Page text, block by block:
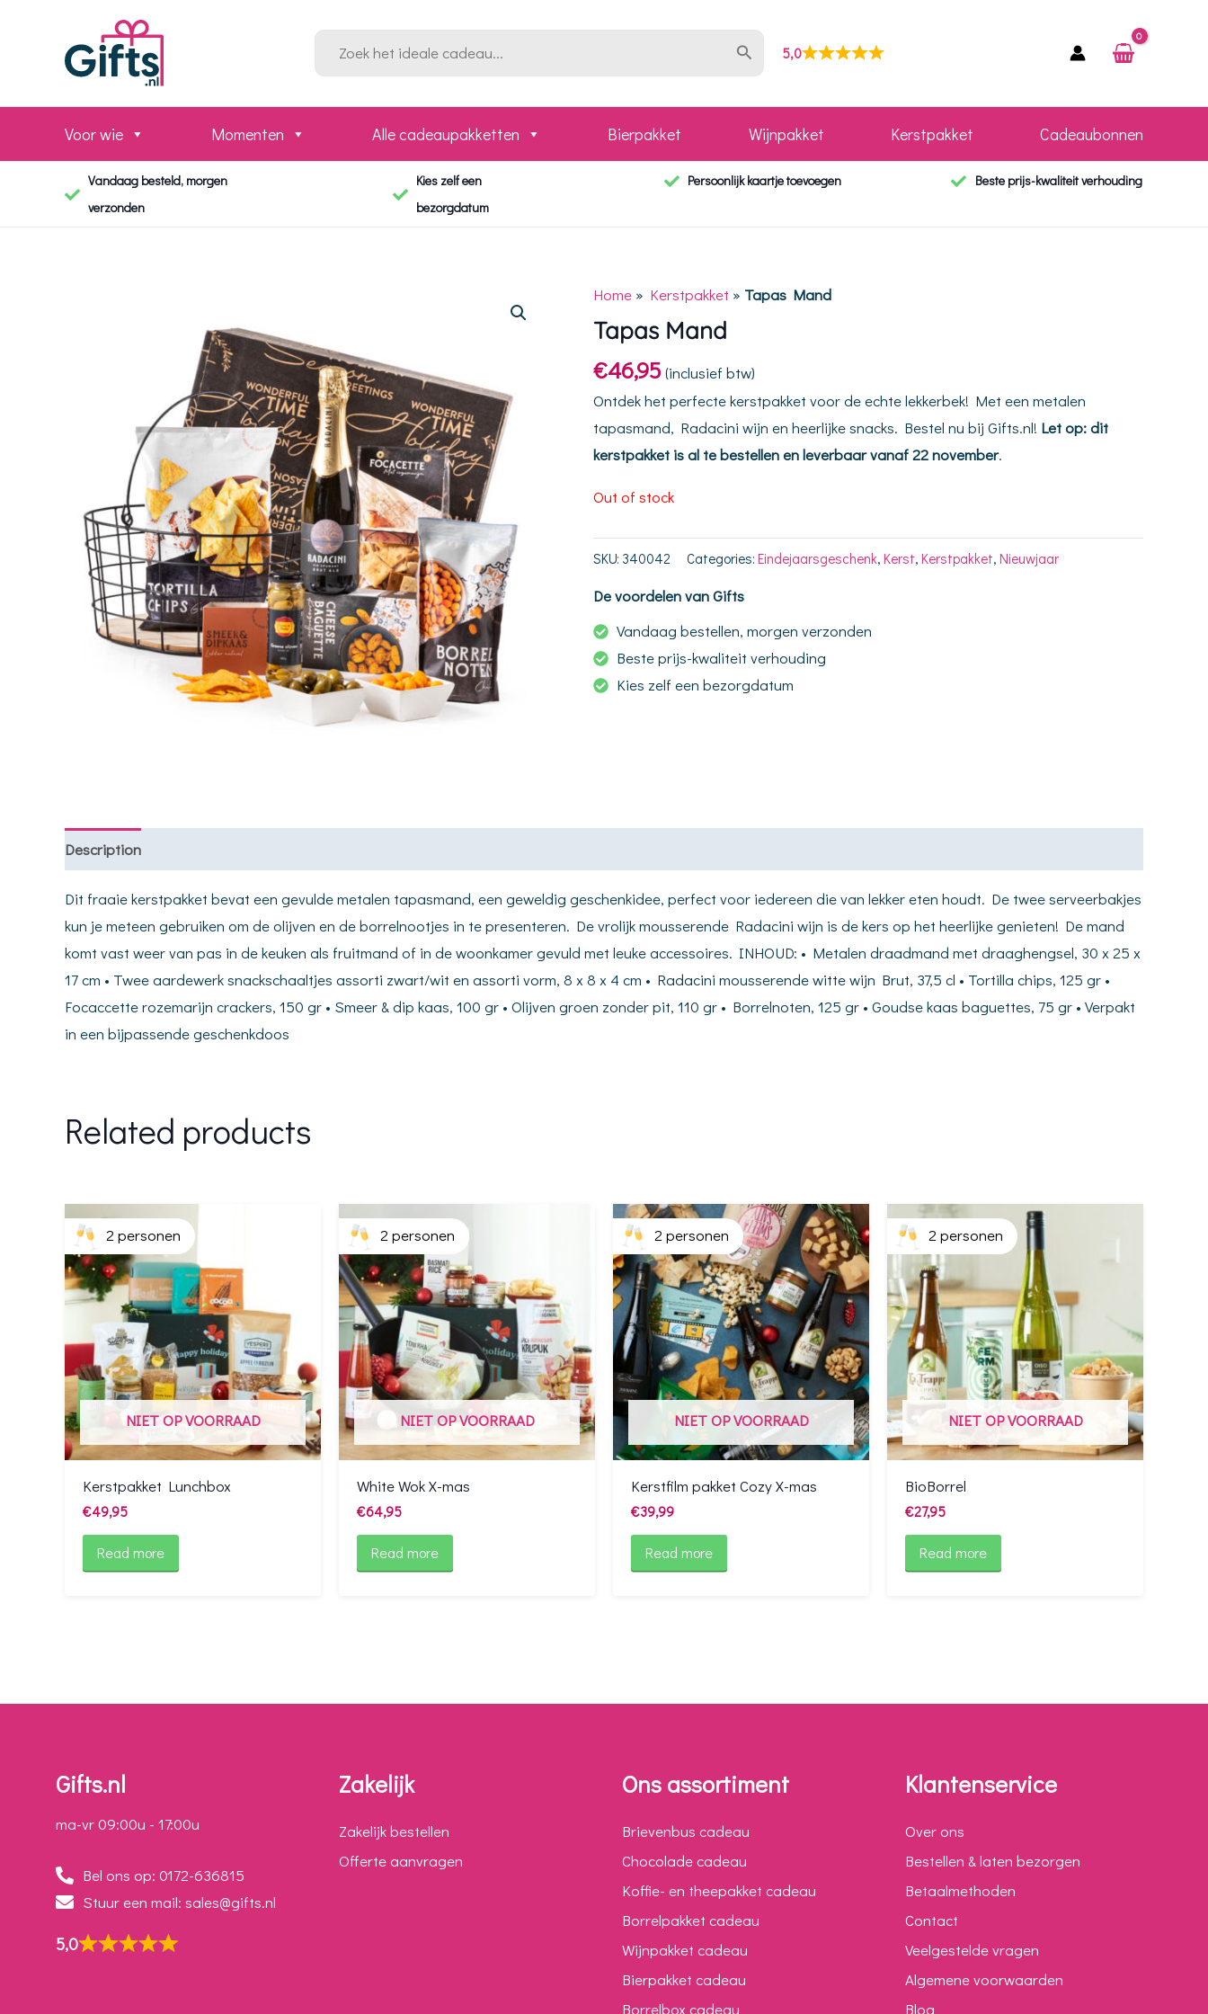
naar:
5,0
Voor wie Momenten Alle cadeaupakketten Bierpakket Wijnpakket Kerstpakket Cadeaubonnen
Vandaag besteld, morgen
verzonden
Kies zelf een
bezorgdatum
Persoonlijk kaartje toevoegen Beste prijs-kwaliteit verhouding
Home » Kerstpakket » Tapas Mand
Tapas Mand
€46,95 (inclusief btw)
Ontdek het perfecte kerstpakket voor de echte lekkerbek! Met een metalen
tapasmand, Radacini wijn en heerlijke snacks. Bestel nu bij Gifts.nl! Let op: dit
kerstpakket is al te bestellen en leverbaar vanaf 22 november.
Out of stock
SKU: 340042 Categories: Eindejaarsgeschenk, Kerst, Kerstpakket, Nieuwjaar
De voordelen van Gifts
Vandaag bestellen, morgen verzonden
Beste prijs-kwaliteit verhouding
Kies zelf een bezorgdatum
Description
Dit fraaie kerstpakket bevat een gevulde metalen tapasmand, een geweldig geschenkidee, perfect voor iedereen die van lekker eten houdt. De twee serveerbakjes
kun je meteen gebruiken om de olijven en de borrelnootjes in te presenteren. De vrolijk mousserende Radacini wijn is de kers op het heerlijke genieten! De mand
komt vast weer van pas in de keuken als fruitmand of in de woonkamer gevuld met leuke accessoires. INHOUD: • Metalen draadmand met draaghengsel, 30 x 25 x
17 cm • Twee aardewerk snackschaaltjes assorti zwart/wit en assorti vorm, 8 x 8 x 4 cm • Radacini mousserende witte wijn Brut, 37,5 cl • Tortilla chips, 125 gr •
Focaccette rozemarijn crackers, 150 gr • Smeer & dip kaas, 100 gr • Olijven groen zonder pit, 110 gr • Borrelnoten, 125 gr • Goudse kaas baguettes, 75 gr • Verpakt
in een bijpassende geschenkdoos
Related products
NIET OP VOORRAAD
2 personen
Kerstpakket Lunchbox
€49,95
Read more
NIET OP VOORRAAD
2 personen
White Wok X-mas
€64,95
Read more
NIET OP VOORRAAD
2 personen
Kerstfilm pakket Cozy X-mas
€39,99
Read more
NIET OP VOORRAAD
2 personen
BioBorrel
€27,95
Read more
Gifts.nl
ma-vr 09:00u - 17:00u
Bel ons op: 0172-636815
Stuur een mail: sales@gifts.nl
5,0
Zakelijk
Zakelijk bestellen
Offerte aanvragen
Ons assortiment
Brievenbus cadeau
Chocolade cadeau
Koffie- en theepakket cadeau
Borrelpakket cadeau
Wijnpakket cadeau
Bierpakket cadeau
Borrelbox cadeau
Klantenservice
Over ons
Bestellen & laten bezorgen
Betaalmethoden
Contact
Veelgestelde vragen
Algemene voorwaarden
Blog